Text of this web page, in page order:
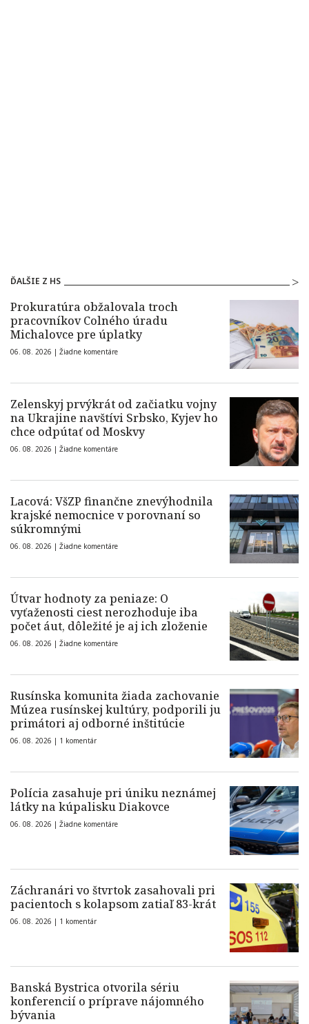
ĎALŠIE Z HS
Prokuratúra obžalovala troch
pracovníkov Colného úradu
Michalovce pre úplatky
06. 08. 2026 | Žiadne komentáre
Zelenskyj prvýkrát od začiatku vojny
na Ukrajine navštívi Srbsko, Kyjev ho
chce odpútať od Moskvy
06. 08. 2026 | Žiadne komentáre
Lacová: VšZP finančne znevýhodnila
krajské nemocnice v porovnaní so
súkromnými
06. 08. 2026 | Žiadne komentáre
Útvar hodnoty za peniaze: O
vyťaženosti ciest nerozhoduje iba
počet áut, dôležité je aj ich zloženie
06. 08. 2026 | Žiadne komentáre
Rusínska komunita žiada zachovanie
Múzea rusínskej kultúry, podporili ju
primátori aj odborné inštitúcie
06. 08. 2026 | 1 komentár
Polícia zasahuje pri úniku neznámej
látky na kúpalisku Diakovce
06. 08. 2026 | Žiadne komentáre
Záchranári vo štvrtok zasahovali pri
pacientoch s kolapsom zatiaľ 83-krát
06. 08. 2026 | 1 komentár
Banská Bystrica otvorila sériu
konferencií o príprave nájomného
bývania